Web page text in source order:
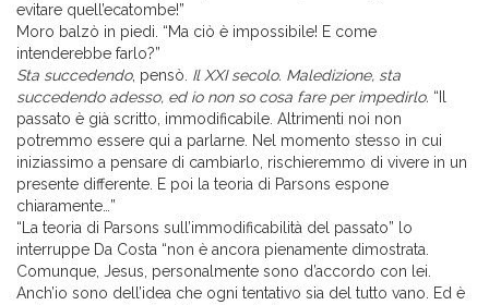
evitare quell’ecatombe!”
Moro balzò in piedi. “Ma ciò è impossibile! E come
intenderebbe farlo?”
Sta succedendo, pensò. Il XXI secolo. Maledizione, sta
succedendo adesso, ed io non so cosa fare per impedirlo. “Il
passato è già scritto, immodificabile. Altrimenti noi non
potremmo essere qui a parlarne. Nel momento stesso in cui
iniziassimo a pensare di cambiarlo, rischieremmo di vivere in un
presente differente. E poi la teoria di Parsons espone
chiaramente…”
“La teoria di Parsons sull’immodificabilità del passato” lo
interruppe Da Costa “non è ancora pienamente dimostrata.
Comunque, Jesus, personalmente sono d’accordo con lei.
Anch’io sono dell’idea che ogni tentativo sia del tutto vano. Ed è